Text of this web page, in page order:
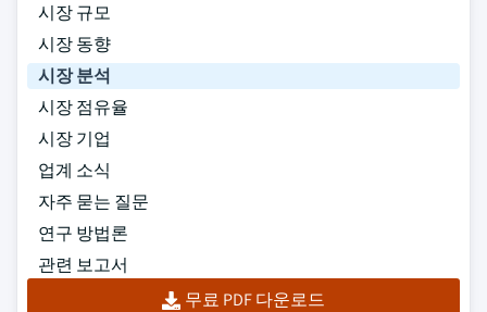
시장 규모
시장 동향
시장 분석
시장 점유율
시장 기업
업계 소식
자주 묻는 질문
연구 방법론
관련 보고서
무료 PDF 다운로드